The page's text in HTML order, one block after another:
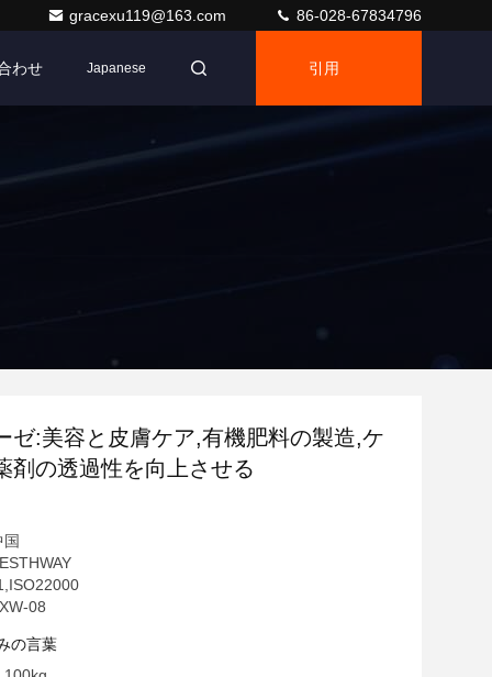
gracexu119@163.com 86-028-67834796
わせ Japanese 引用
ゼ:美容と皮膚ケア,有機肥料の製造,ケ
剤の透過性を向上させる
08
の言葉